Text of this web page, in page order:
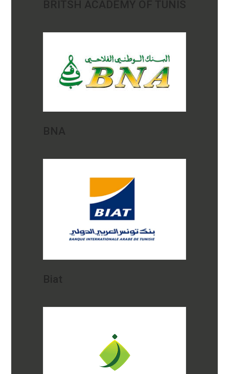
BRITSH ACADEMY OF TUNIS
BNA
Biat